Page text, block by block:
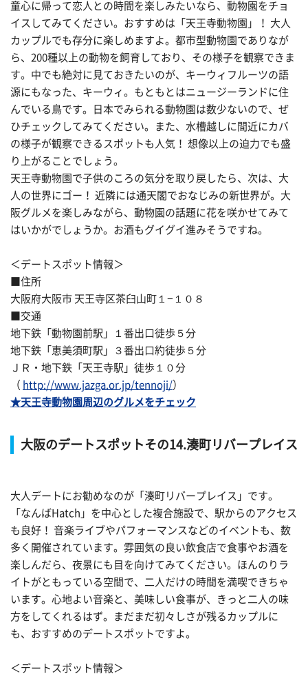
童心に帰って恋人との時間を楽しみたいなら、動物園をチョ
イスしてみてください。おすすめは「天王寺動物園」！ 大人
カップルでも存分に楽しめますよ。都市型動物園でありなが
ら、200種以上の動物を飼育しており、その様子を観察できま
す。中でも絶対に見ておきたいのが、キーウィフルーツの語
源にもなった、キーウィ。もともとはニュージーランドに住
んでいる鳥です。日本でみられる動物園は数少ないので、ぜ
ひチェックしてみてください。また、水槽越しに間近にカバ
の様子が観察できるスポットも人気！ 想像以上の迫力でも盛
り上がることでしょう。
天王寺動物園で子供のころの気分を取り戻したら、次は、大
人の世界にゴー！ 近隣には通天閣でおなじみの新世界が。大
阪グルメを楽しみながら、動物園の話題に花を咲かせてみて
はいかがでしょうか。お酒もグイグイ進みそうですね。
＜デートスポット情報＞
■住所
大阪府大阪市 天王寺区茶臼山町１−１０８
■交通
地下鉄「動物園前駅」１番出口徒歩５分
地下鉄「恵美須町駅」３番出口約徒歩５分
ＪＲ・地下鉄「天王寺駅」徒歩１０分
（ http://www.jazga.or.jp/tennoji/）
★天王寺動物園周辺のグルメをチェック
大阪のデートスポットその14.湊町リバープレイス
大人デートにお勧めなのが「湊町リバープレイス」です。
「なんばHatch」を中心とした複合施設で、駅からのアクセス
も良好！ 音楽ライブやパフォーマンスなどのイベントも、数
多く開催されています。雰囲気の良い飲食店で食事やお酒を
楽しんだら、夜景にも目を向けてみてください。ほんのりラ
イトがともっている空間で、二人だけの時間を満喫できちゃ
います。心地よい音楽と、美味しい食事が、きっと二人の味
方をしてくれるはず。まだまだ初々しさが残るカップルに
も、おすすめのデートスポットですよ。
＜デートスポット情報＞